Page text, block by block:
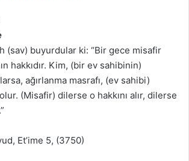
(sav) buyurdular ki: “Bir gece misafir
hakkıdır. Kim, (bir ev sahibinin)
ağırlanma masrafı, (ev sahibi)
(Misafir) dilerse o hakkını alır, dilerse
Et’ime 5, (3750)